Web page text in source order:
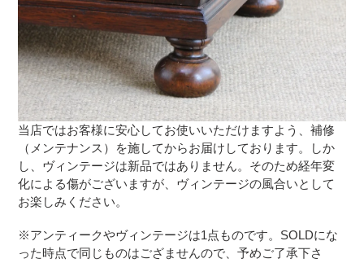
当店ではお客様に安心してお使いいただけますよう、補修
（メンテナンス）を施してからお届けしております。しか
し、ヴィンテージは新品ではありません。そのため経年変
化による傷がございますが、ヴィンテージの風合いとして
お楽しみください。
※アンティークやヴィンテージは1点ものです。SOLDにな
った時点で同じものはござませんので、予めご了承下さ